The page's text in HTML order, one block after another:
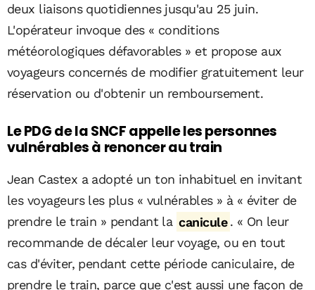
deux liaisons quotidiennes jusqu'au 25 juin.
L'opérateur invoque des « conditions
météorologiques défavorables » et propose aux
voyageurs concernés de modifier gratuitement leur
réservation ou d'obtenir un remboursement.
Le PDG de la SNCF appelle les personnes
vulnérables à renoncer au train
Jean Castex a adopté un ton inhabituel en invitant
les voyageurs les plus « vulnérables » à « éviter de
prendre le train » pendant la canicule . « On leur
recommande de décaler leur voyage, ou en tout
cas d'éviter, pendant cette période caniculaire, de
prendre le train, parce que c'est aussi une façon de